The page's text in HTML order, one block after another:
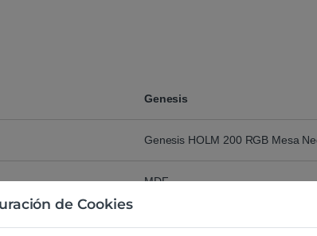
Genesis
Genesis HOLM 200 RGB Mesa
MDF
de Cookies